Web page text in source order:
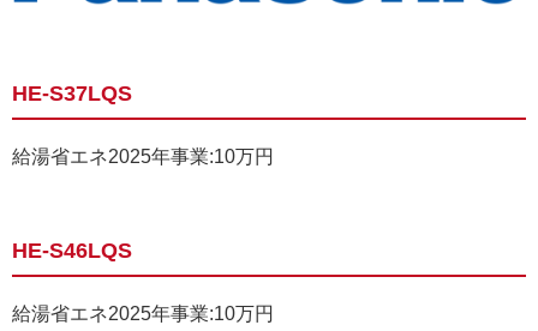
HE-S37LQS
給湯省エネ2025年事業:10万円
HE-S46LQS
給湯省エネ2025年事業:10万円